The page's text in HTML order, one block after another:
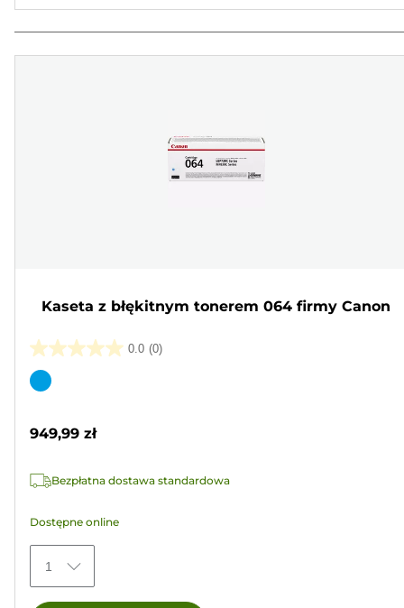
Kaseta z błękitnym tonerem 064 firmy Canon
0.0 (0)
0.0
na
Wkład
949,99 zł
Bezpłatna dostawa standardowa
Dostępne online
1